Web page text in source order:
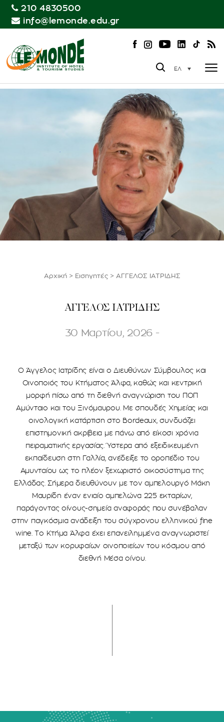
210 4830500
info@lemonde.edu.gr
ΕΛ
Αρχική> Εισηγητές> ΑΓΓΕΛΟΣ ΙΑΤΡΙΔΗΣ
ΑΓΓΕΛΟΣ ΙΑΤΡΙΔΗΣ
30 Μαρτίου, 2026 -
Ο Άγγελος Ιατρίδης είναι ο Διευθύνων Σύμβουλος και
Οινοποιός του Κτήματος Άλφα, καθώς και κεντρική
μορφή πίσω από τη διεθνή αναγνώριση του ΠΟΠ
Αμύνταιο και του Ξινόμαυρου. Με σπουδές Χημείας και
οινολογική κατάρτιση στο Bordeaux, συνδυάζει
επιστημονική ακρίβεια με πάνω από είκοσι χρόνια
πειραματικής εργασίας. Ύστερα από εξειδικευμένη
εκπαίδευση στη Γαλλία, ανέδειξε το οροπέδιο του
Αμυνταίου ως το πλέον ξεχωριστό οικοσύστημα της
Ελλάδας. Σήμερα διευθύνουν με τον αμπελουργό Μάκη
Μαυρίδη έναν ενιαίο αμπελώνα 225 εκταρίων,
παράγοντας οίνους-σημεία αναφοράς που συνέβαλαν
στην παγκόσμια ανάδειξη του σύγχρονου ελληνικού fine
wine. Το Κτήμα Άλφα έχει επανειλημμένα αναγνωριστεί
μεταξύ των κορυφαίων οινοποιείων του κόσμου από
διεθνή Μέσα οίνου.